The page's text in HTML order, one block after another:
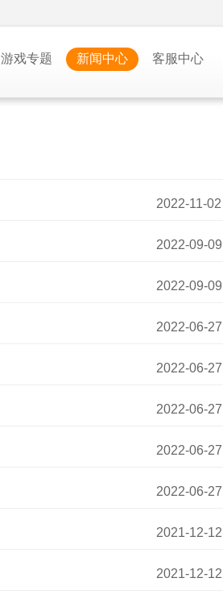
游戏专题 新闻中心 客服中心
2022-11-02
2022-09-09
2022-09-09
2022-06-27
2022-06-27
2022-06-27
2022-06-27
2022-06-27
2021-12-12
2021-12-12